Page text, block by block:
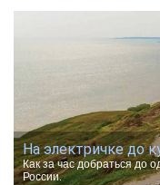
На электричке до
Как за час добраться до
России.